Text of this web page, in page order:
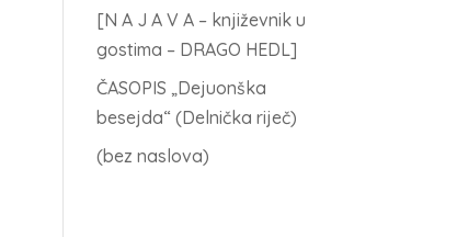
[N A J A V A – književnik u
gostima – DRAGO HEDL]
ČASOPIS „Dejuonška
besejda“ (Delnička riječ)
(bez naslova)